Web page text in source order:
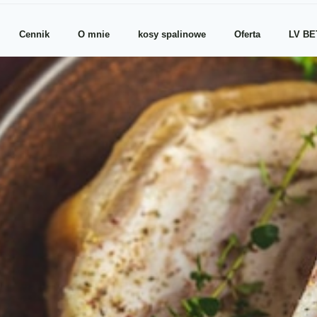
Cennik O mnie kosy spalinowe Oferta LV